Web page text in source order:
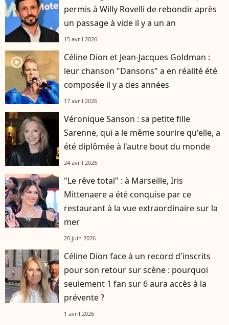
permis à Willy Rovelli de rebondir après
un passage à vide il y a un an
15 avril 2026
player2
Céline Dion et Jean-Jacques Goldman :
leur chanson "Dansons" a en réalité été
composée il y a des années
17 avril 2026
Véronique Sanson : sa petite fille
Sarenne, qui a le même sourire qu'elle, a
été diplômée à l'autre bout du monde
24 avril 2026
"Le rêve total" : à Marseille, Iris
Mittenaere a été conquise par ce
restaurant à la vue extraordinaire sur la
mer
20 juin 2026
Céline Dion face à un record d'inscrits
pour son retour sur scène : pourquoi
seulement 1 fan sur 6 aura accès à la
prévente ?
1 avril 2026